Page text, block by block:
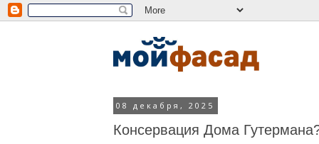
08 декабря, 2025
Консервация Дома